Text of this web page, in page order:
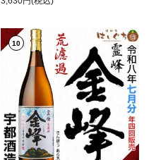
10